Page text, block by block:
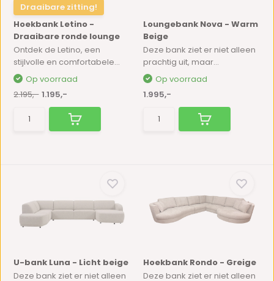
Draaibare zitting!
Hoekbank Letino -
Draaibare ronde lounge
Ontdek de Letino, een
stijlvolle en comfortabele...
Op voorraad
2.195,- 1.195,-
Loungebank Nova - Warm
Beige
Deze bank ziet er niet alleen
prachtig uit, maar...
Op voorraad
1.995,-
U-bank Luna - Licht beige
Deze bank ziet er niet alleen
Hoekbank Rondo - Greige
Deze bank ziet er niet alleen